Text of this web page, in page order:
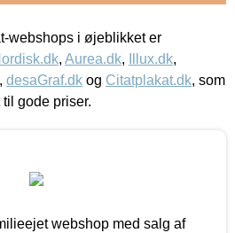
webshops i øjeblikket er
, Aurea.dk, Illux.dk,
, desaGraf.dk og Citatplakat.dk, som
gode priser.
webshop med salg af